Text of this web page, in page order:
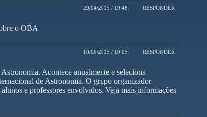
29/04/2015 / 19:48 RESPONDER
o OBA
10/06/2015 / 10:05 RESPONDER
Acontece anualmente e seleciona
de Astronomia. O grupo organizador
e professores envolvidos. Veja mais informações